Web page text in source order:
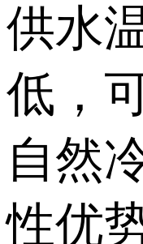
供水
低，
自然
性优